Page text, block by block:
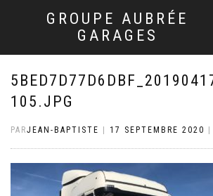
GROUPE AUBRÉE
GARAGES
105.JPG
PARJEAN-BAPTISTE 17 SEPTEMBRE 2020